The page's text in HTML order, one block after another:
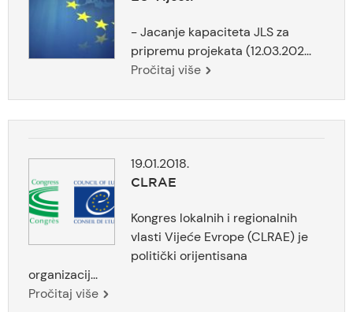
- Jacanje kapaciteta JLS za
pripremu projekata (12.03.202...
Pročitaj više
19.01.2018.
CLRAE
Kongres lokalnih i regionalnih
vlasti Vijeće Evrope (CLRAE) je
politički orijentisana
organizacij...
Pročitaj više